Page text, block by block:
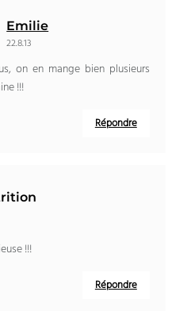
Emilie
22.8.13
on en mange bien plusieurs
!!!
Répondre
!!!
Répondre